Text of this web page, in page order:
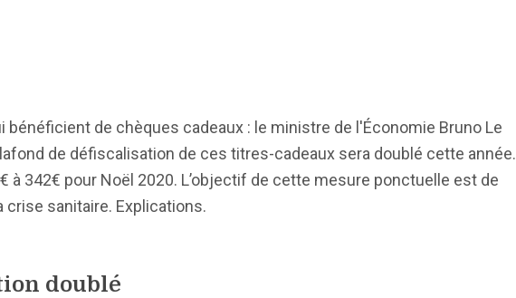
de chèques cadeaux : le ministre de l'Économie Bruno Le
de défiscalisation de ces titres-cadeaux sera doublé cette année.
à 342€ pour Noël 2020. L’objectif de cette mesure ponctuelle est de
sanitaire. Explications.
doublé